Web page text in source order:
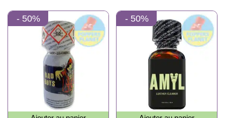
était :
7,90€.
est :
3,95€.
était :
12,90€.
est :
6,45€.
- 50% - 50%